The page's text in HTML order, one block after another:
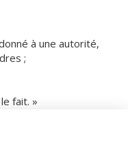
à une autorité,
;
fait. »
: